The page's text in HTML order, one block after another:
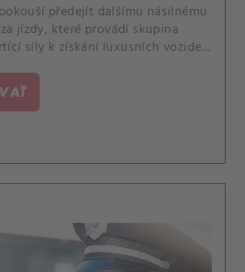
předejít dalšímu násilnému
jízdy, které provádí skupina
síly k získání luxusních vozidel
uvězněnému synovi jeho
a velitele druhého týmu SWAT
rozhodnutí.